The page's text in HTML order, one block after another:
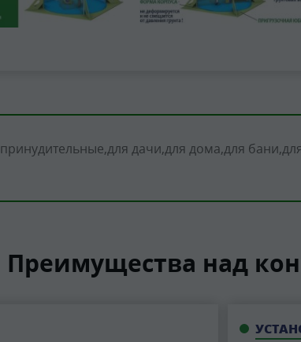
принудительные для дачи для дома для бани
Преимущества над